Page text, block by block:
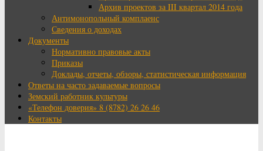
Архив проектов за III квартал 2014 года
Антимонопольный комплаенс
Сведения о доходах
Документы
Нормативно правовые акты
Приказы
Доклады, отчеты, обзоры, статистическая информация
Ответы на часто задаваемые вопросы
Земский работник культуры
«Телефон доверия» 8 (8782) 26 26 46
Контакты